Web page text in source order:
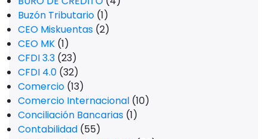
Buzón Tributario (1)
CEO Miskuentas (2)
CEO MK (1)
CFDI 3.3 (23)
CFDI 4.0 (32)
Comercio (13)
Comercio Internacional (10)
Conciliación Bancarias (1)
Contabilidad (55)